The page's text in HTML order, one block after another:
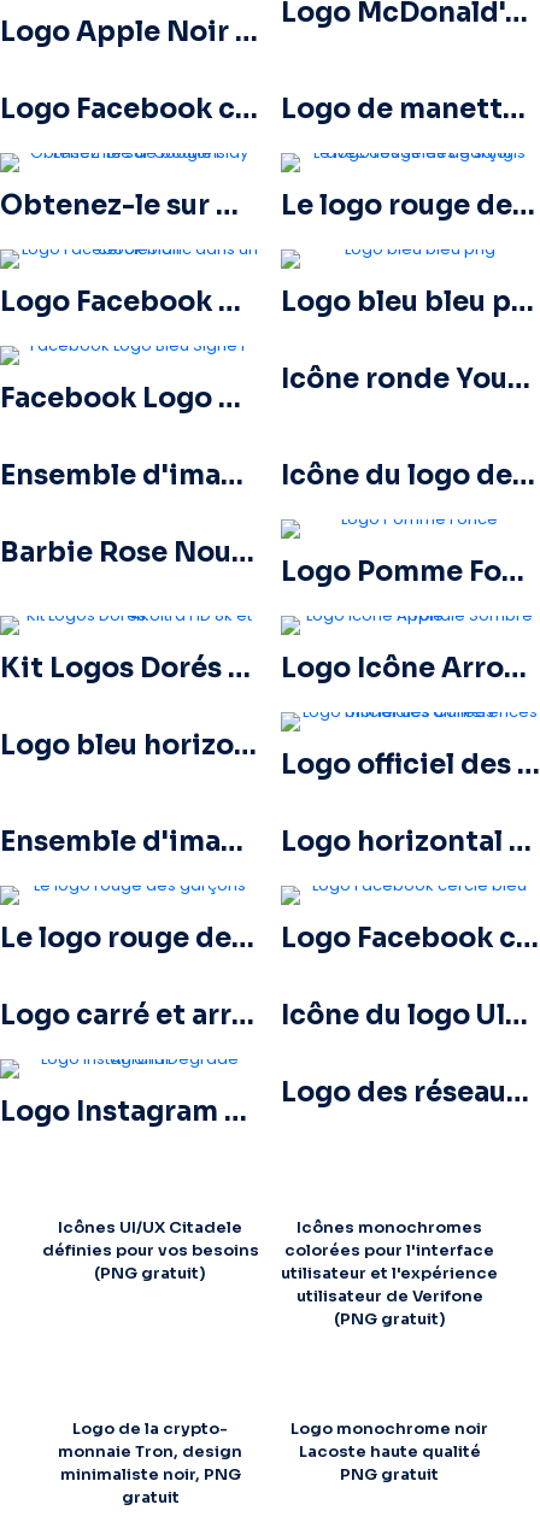
Logo Apple Noir Classique
Logo McDonald's jaune, lettre M, 2025 – Téléchargement PNG gratuit
Logo Facebook cerclé bleu Logo de manette de jeu bleue – Télécharger une image PNG gratuite
Obtenez-le sur Google Play Ensemble de boutons Le logo rouge des garçons avec des stries de sang
Logo Facebook blanc dans un cercle noir Logo bleu bleu png
Facebook Logo Bleu Signe F
Icône ronde YouTube rouge, téléchargement PNG gratuit
Ensemble d'images de logos et d'icônes YouTube – Téléchargement gratuit au format PNG Icône du logo de l'arbre vert
Barbie Rose Nouveau Logo Moderne
Logo Pomme Foncé
Kit Logos Dorés Ultra HD 8k et 4k Logo Icône Arrondie Sombre Apple
Logo bleu horizontal Facebook
Logo officiel des Conférences mondiales affiliées
Ensemble d'images de logos et d'icônes YouTube – Téléchargement PNG gratuit Logo horizontal standard YouTube 2025 – Téléchargement PNG gratuit
Le logo rouge des garçons Logo Facebook cerclé bleu
Logo carré et arrondi de The Ring pour Dreamcast Terrors Realm – Téléchargement PNG gratuit Icône du logo Ultra HD 8k monochrome noir
Logo Instagram Dégradé Arrondi
Logo des réseaux sociaux Dark Letter X 2025 : téléchargement PNG gratuit
Icônes UI/UX Citadele
définies pour vos besoins
(PNG gratuit)
Icônes monochromes
colorées pour l'interface
utilisateur et l'expérience
utilisateur de Verifone
(PNG gratuit)
Logo de la crypto-
monnaie Tron, design
minimaliste noir, PNG
gratuit
Logo monochrome noir
Lacoste haute qualité
PNG gratuit